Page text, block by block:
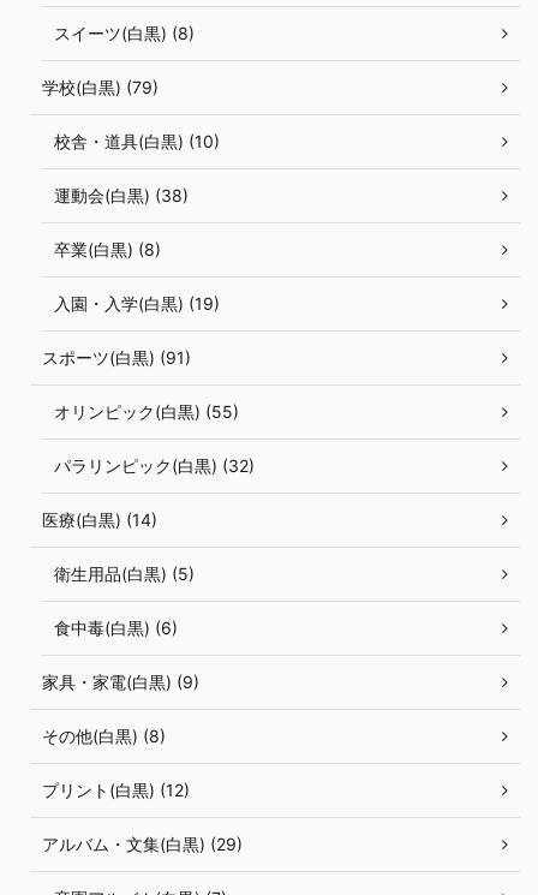
スイーツ(白黒) (8)
学校(白黒) (79)
校舎・道具(白黒) (10)
運動会(白黒) (38)
卒業(白黒) (8)
入園・入学(白黒) (19)
スポーツ(白黒) (91)
オリンピック(白黒) (55)
パラリンピック(白黒) (32)
医療(白黒) (14)
衛生用品(白黒) (5)
食中毒(白黒) (6)
家具・家電(白黒) (9)
その他(白黒) (8)
プリント(白黒) (12)
アルバム・文集(白黒) (29)